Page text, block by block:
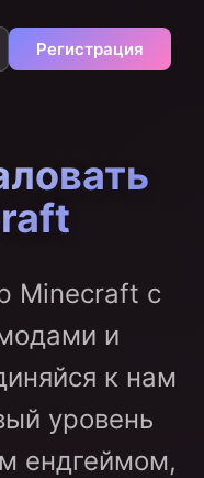
Регистрация
Minecraft с
и
к нам
уровень
ендгеймом,